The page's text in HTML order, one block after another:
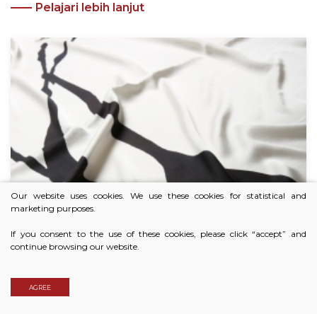
Pelajari lebih lanjut
Our website uses cookies. We use these cookies for statistical and
marketing purposes.
If you consent to the use of these cookies, please click “accept” and
continue browsing our website.
AGREE